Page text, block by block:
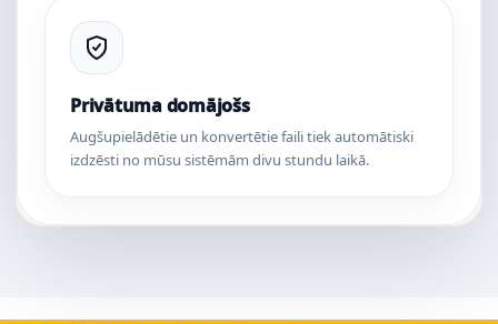
Privātuma domājošs
Augšupielādētie un konvertētie faili tiek automātiski
izdzēsti no mūsu sistēmām divu stundu laikā.